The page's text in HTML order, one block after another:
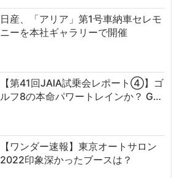
日産、「アリア」第1号車納車セレモ
ニーを本社ギャラリーで開催
【第41回JAIA試乗会レポート④】ゴ
ルフ8の本命パワートレインか？ G…
【ワンダー速報】東京オートサロン
2022印象深かったブースは？